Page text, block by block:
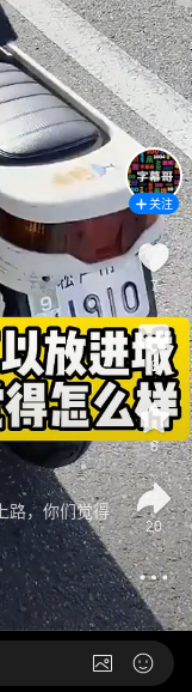
路，你们觉得
关注
7
8
8
20